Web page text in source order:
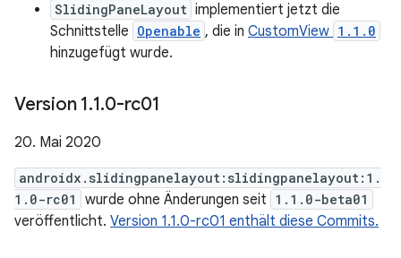
SlidingPaneLayout implementiert jetzt die
Schnittstelle Openable , die in CustomView 1.1.0
hinzugefügt wurde.
Version 1.1.0-rc01
20. Mai 2020
androidx.slidingpanelayout:slidingpanelayout:1.
1.0-rc01
wurde ohne Änderungen seit 1.1.0-beta01
veröffentlicht. Version 1.1.0-rc01 enthält diese Commits.